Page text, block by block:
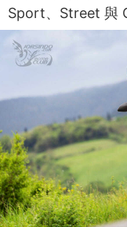
Sport、Street 與